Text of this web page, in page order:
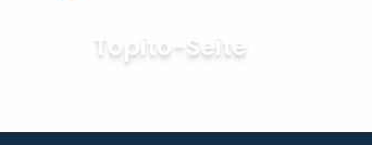
Topito-Seite